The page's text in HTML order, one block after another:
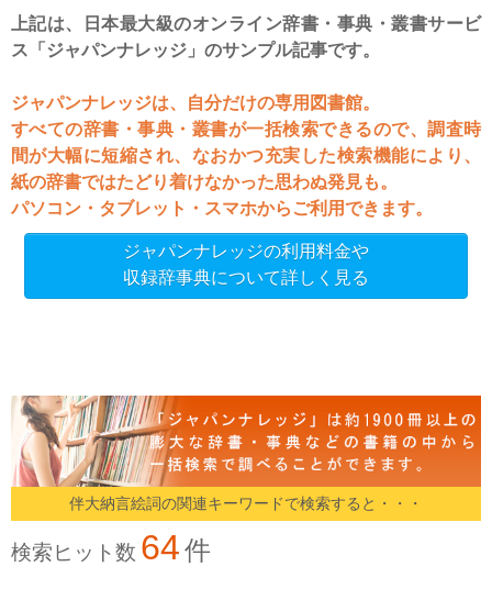
上記は、日本最大級のオンライン辞書・事典・叢書サービ
ス「ジャパンナレッジ」のサンプル記事です。
ジャパンナレッジは、自分だけの専用図書館。
すべての辞書・事典・叢書が一括検索できるので、調査時
間が大幅に短縮され、なおかつ充実した検索機能により、
紙の辞書ではたどり着けなかった思わぬ発見も。
パソコン・タブレット・スマホからご利用できます。
ジャパンナレッジの利用料金や
収録辞事典について詳しく見る
伴大納言絵詞の関連キーワードで検索すると・・・
検索ヒット数 64件